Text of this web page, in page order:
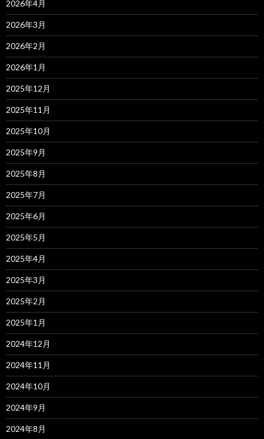
2026年4月
2026年3月
2026年2月
2026年1月
2025年12月
2025年11月
2025年10月
2025年9月
2025年8月
2025年7月
2025年6月
2025年5月
2025年4月
2025年3月
2025年2月
2025年1月
2024年12月
2024年11月
2024年10月
2024年9月
2024年8月